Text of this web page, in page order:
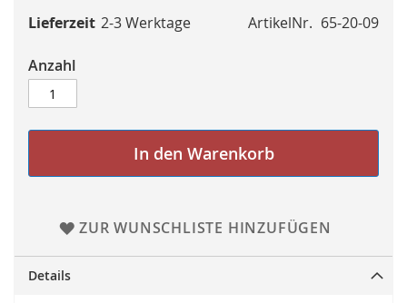
ArtikelNr. 65-20-09
Lieferzeit 2-3 Werktage
Anzahl
In den Warenkorb
ZUR WUNSCHLISTE HINZUFÜGEN
Details